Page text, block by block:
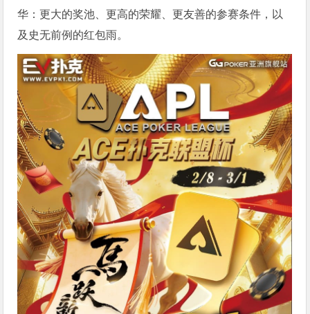
华：更大的奖池、更高的荣耀、更友善的参赛条件，以
及史无前例的红包雨。